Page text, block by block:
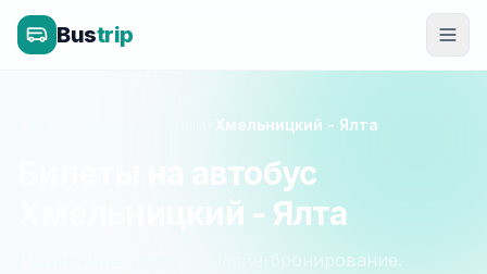
Bustrip
Хмельницкий - Ялта
Билеты на автобус
Хмельницкий - Ялта
Расписание, цены и онлайн-бронирование.